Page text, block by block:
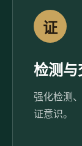
证
检测
强化检测
证意识。